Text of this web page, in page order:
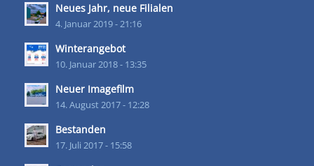
Neues Jahr, neue Filialen
4. Januar 2019 - 21:16
Winterangebot
10. Januar 2018 - 13:35
Neuer Imagefilm
14. August 2017 - 12:28
Bestanden
17. Juli 2017 - 15:58